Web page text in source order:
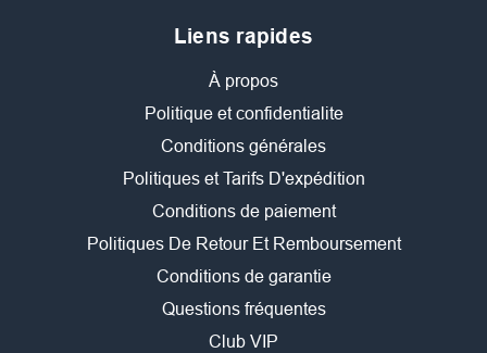
Liens rapides
À propos
Politique et confidentialite
Conditions générales
Politiques et Tarifs D'expédition
Conditions de paiement
Politiques De Retour Et Remboursement
Conditions de garantie
Questions fréquentes
Club VIP